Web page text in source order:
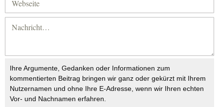
Ihre Argumente, Gedanken oder Informationen zum
kommentierten Beitrag bringen wir ganz oder gekürzt mit Ihrem
Nutzernamen und ohne Ihre E-Adresse, wenn wir Ihren echten
Vor- und Nachnamen erfahren.